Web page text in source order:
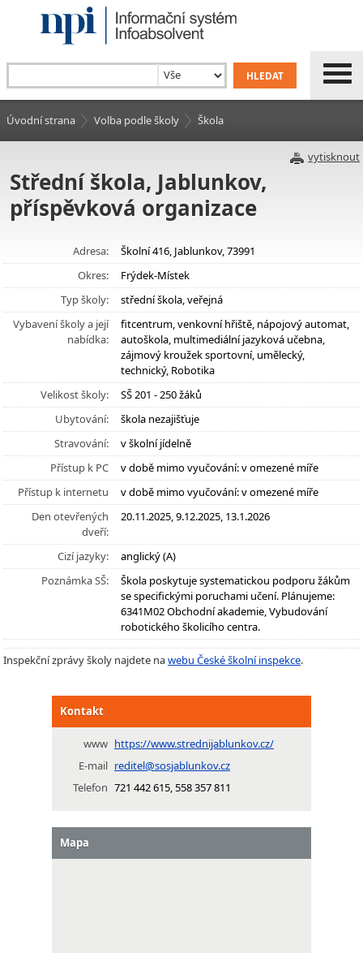
Úvodní strana Volba podle školy Škola
vytisknout
Střední škola, Jablunkov,
příspěvková organizace
Adresa:
Školní 416, Jablunkov, 73991
Okres:
Frýdek-Místek
Typ školy:
střední škola, veřejná
Vybavení školy a její
nabídka:
fitcentrum, venkovní hřiště, nápojový automat,
autoškola, multimediální jazyková učebna,
zájmový kroužek sportovní, umělecký,
technický, Robotika
Velikost školy:
SŠ 201 - 250 žáků
Ubytování:
škola nezajišťuje
Stravování:
v školní jídelně
Přístup k PC
v době mimo vyučování: v omezené míře
Přístup k internetu
v době mimo vyučování: v omezené míře
Den otevřených
dveří:
20.11.2025, 9.12.2025, 13.1.2026
Cizí jazyky:
anglický (A)
Poznámka SŠ:
Škola poskytuje systematickou podporu žákům
se specifickými poruchami učení. Plánujeme:
6341M02 Obchodní akademie, Vybudování
robotického školicího centra.
Inspekční zprávy školy najdete nawebu České školní inspekce.
Kontakt
www https://www.strednijablunkov.cz/
E-mail reditel@sosjablunkov.cz
Telefon 721 442 615, 558 357 811
Mapa